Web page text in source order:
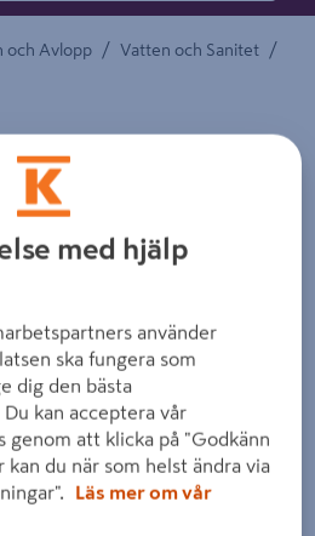
och Avlopp / Vatten och Sanitet /
CARAT 146X90 SVART,
i produktbeskrivningsområdet
med hjälp
använder
ska fungera som
dig den bästa
kan acceptera vår
genom att klicka på "Godkänn
kan du när som helst ändra via
Läs mer om vår